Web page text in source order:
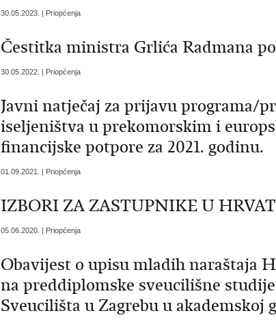
30.05.2023. | Priopćenja
Čestitka ministra Grlića Radmana
30.05.2022. | Priopćenja
Javni natječaj za prijavu programa/
iseljeništva u prekomorskim i
financijske potpore za 2021. godinu.
01.09.2021. | Priopćenja
IZBORI ZA ZASTUPNIKE U
05.06.2020. | Priopćenja
Obavijest o upisu mladih naraštaja
na preddiplomske sveucilišne
Sveucilišta u Zagrebu u akademskoj